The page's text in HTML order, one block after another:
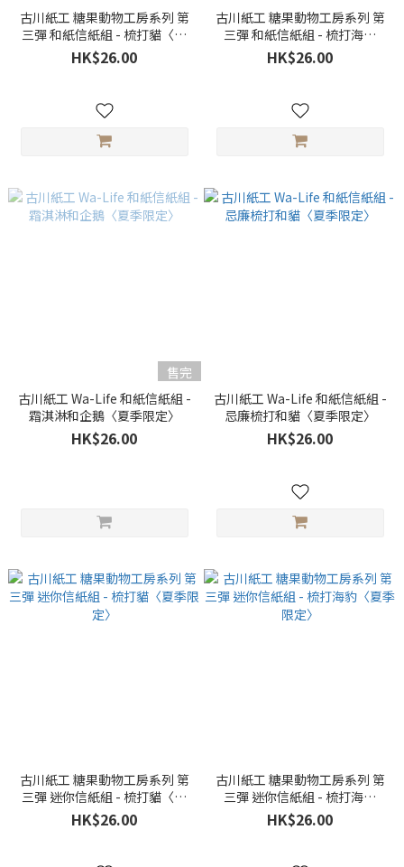
古川紙工 糖果動物工房系列 第
三彈 和紙信紙組 - 梳打貓〈夏
季限定〉
HK$26.00
古川紙工 糖果動物工房系列 第
三彈 和紙信紙組 - 梳打海豹
〈夏季限定〉
HK$26.00
售完
古川紙工 Wa-Life 和紙信紙組 -
霜淇淋和企鵝〈夏季限定〉
HK$26.00
古川紙工 Wa-Life 和紙信紙組 -
忌廉梳打和貓〈夏季限定〉
HK$26.00
古川紙工 糖果動物工房系列 第
三彈 迷你信紙組 - 梳打貓〈夏
季限定〉
HK$26.00
古川紙工 糖果動物工房系列 第
三彈 迷你信紙組 - 梳打海豹
〈夏季限定〉
HK$26.00